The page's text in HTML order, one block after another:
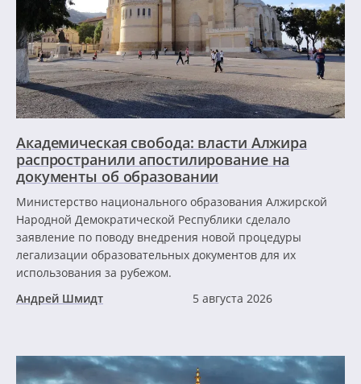
Академическая свобода: власти Алжира
распространили апостилирование на
документы об образовании
Министерство национального образования Алжирской
Народной Демократической Республики сделало
заявление по поводу внедрения новой процедуры
легализации образовательных документов для их
использования за рубежом.
Андрей Шмидт
5 августа 2026